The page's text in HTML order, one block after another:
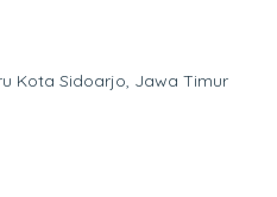
Kota Sidoarjo, Jawa Timur